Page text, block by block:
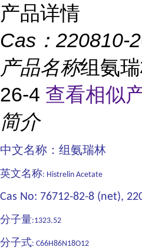
产品详情
Cas： 220810-
产品名称组氨
26-4 查看相似
简介
中文名称：组氨瑞林
英文名称: Histrelin Acetate
Cas No: 76712-82-8 (net),
分子量:1323.52
分子式: C66H86N18O12